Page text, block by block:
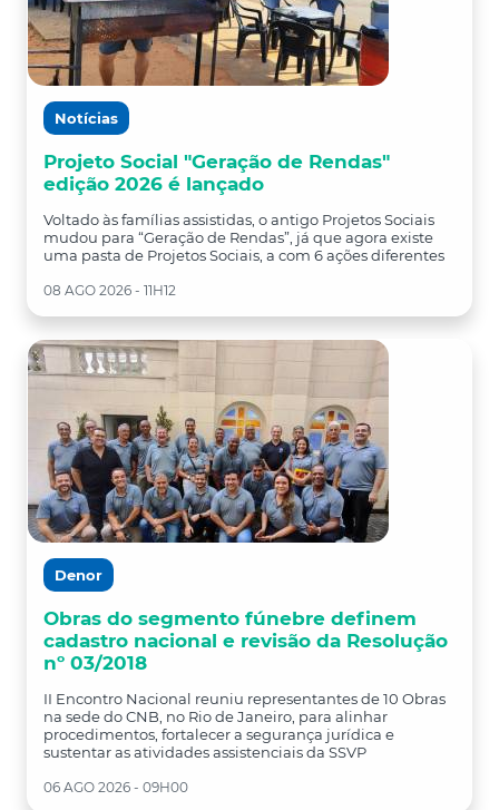
Notícias
Projeto Social "Geração de Rendas"
edição 2026 é lançado
Voltado às famílias assistidas, o antigo Projetos Sociais
mudou para “Geração de Rendas”, já que agora existe
uma pasta de Projetos Sociais, a com 6 ações diferentes
08 AGO 2026 - 11H12
Denor
Obras do segmento fúnebre definem
cadastro nacional e revisão da Resolução
nº 03/2018
II Encontro Nacional reuniu representantes de 10 Obras
na sede do CNB, no Rio de Janeiro, para alinhar
procedimentos, fortalecer a segurança jurídica e
sustentar as atividades assistenciais da SSVP
06 AGO 2026 - 09H00